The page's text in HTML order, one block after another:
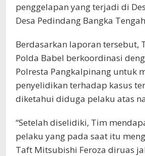
penggelapan yang terjadi di
Desa Pedindang Bangka
Berdasarkan laporan tersebut,
Polda Babel berkoordinasi
Polresta Pangkalpinang untuk
penyelidikan terhadap kasus
diketahui diduga pelaku atas
“Setelah diselidiki, Tim
pelaku yang pada saat itu
Taft Mitsubishi Feroza diruas